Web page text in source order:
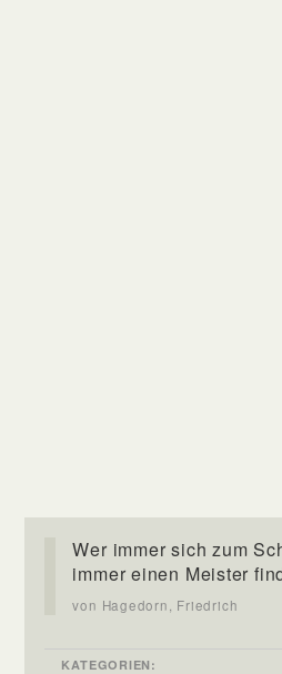
Wer immer sich zum
immer einen Meister
von Hagedorn, Friedrich
KATEGORIEN: